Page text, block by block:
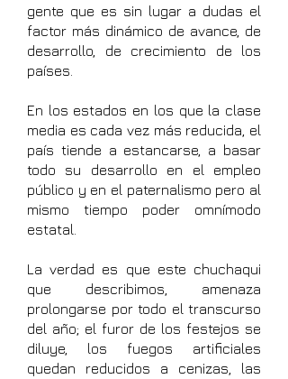
gente que es sin lugar a dudas el
factor más dinámico de avance, de
desarrollo, de crecimiento de los
países.
En los estados en los que la clase
media es cada vez más reducida, el
país tiende a estancarse, a basar
todo su desarrollo en el empleo
público y en el paternalismo pero al
mismo tiempo poder omnímodo
estatal.
La verdad es que este chuchaqui
que describimos, amenaza
prolongarse por todo el transcurso
del año; el furor de los festejos se
diluye, los fuegos artificiales
quedan reducidos a cenizas, las